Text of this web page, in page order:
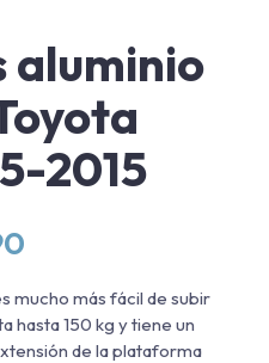
aluminio
2015
actual
es:
$271.990.
mucho más fácil de subir
hasta 150 kg y tiene un
de la plataforma